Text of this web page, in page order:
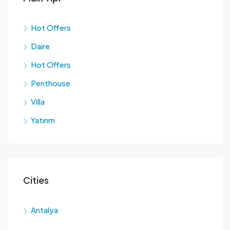
Hot Offers
Daire
Hot Offers
Penthouse
Villa
Yatırım
Cities
Antalya